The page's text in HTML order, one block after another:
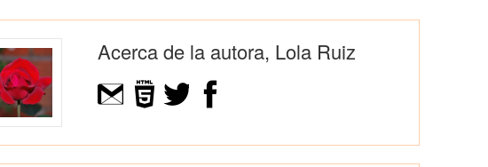
Acerca de la autora, Lola Ruiz